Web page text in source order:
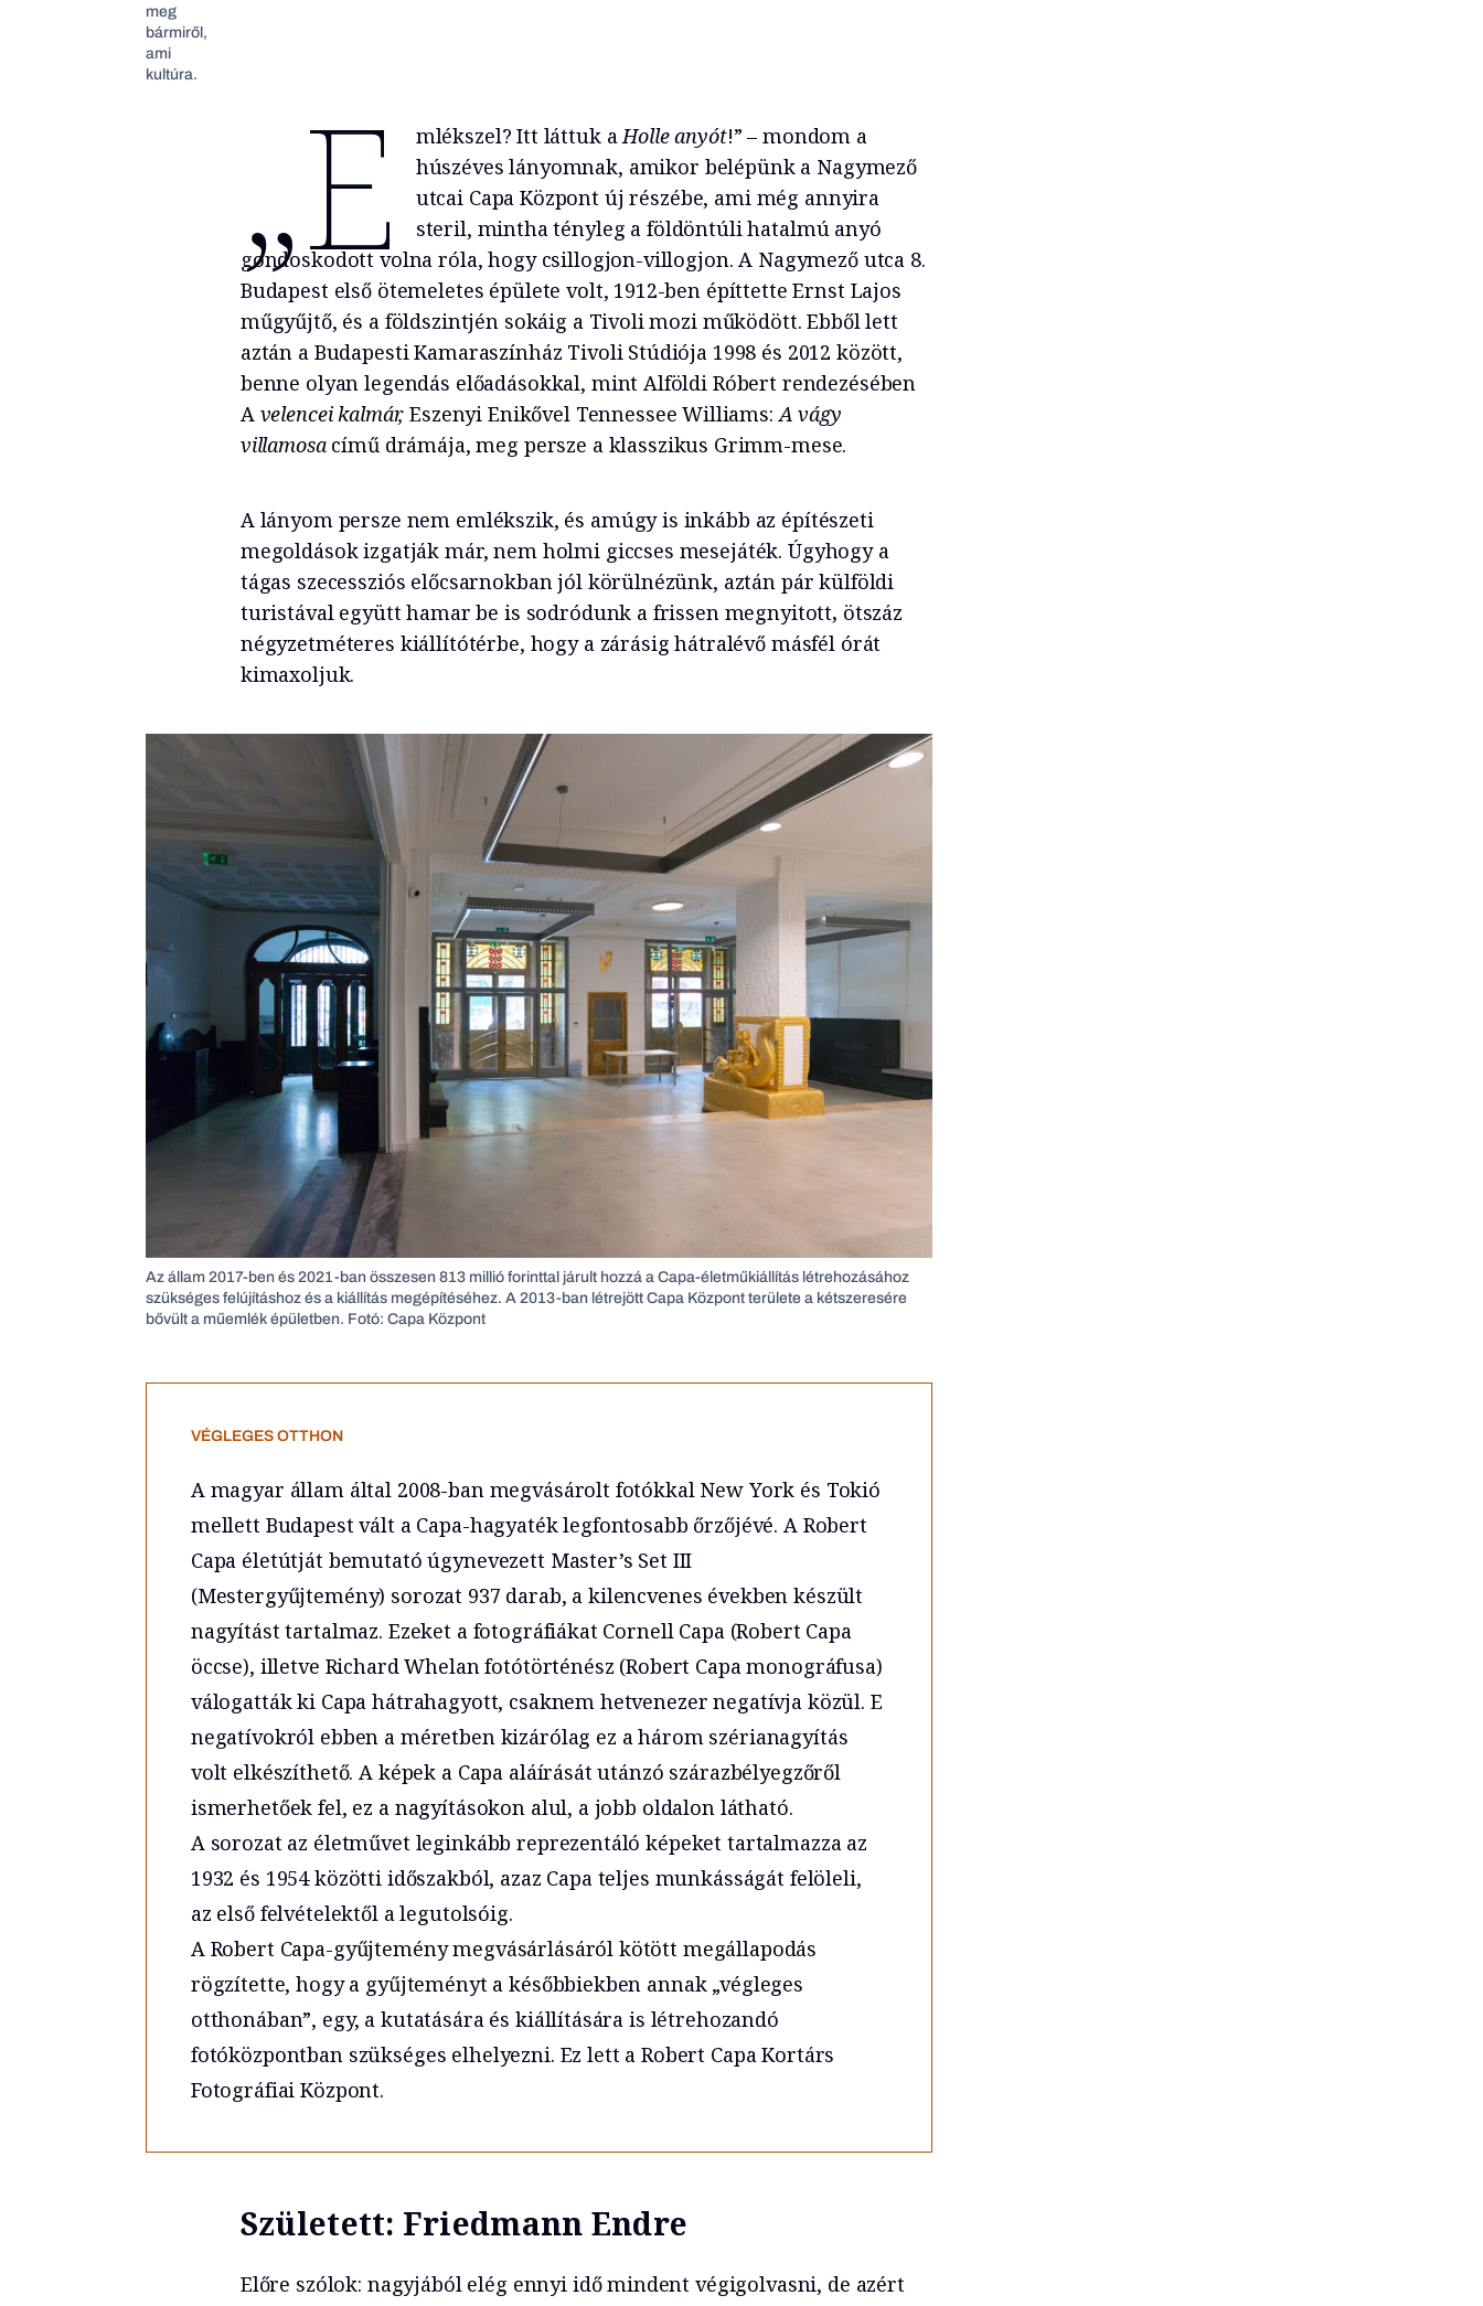
meg
bármiről,
ami
kultúra.
„E mlékszel? Itt láttuk a Holle anyót!” – mondom a
húszéves lányomnak, amikor belépünk a Nagymező
utcai Capa Központ új részébe, ami még annyira
steril, mintha tényleg a földöntúli hatalmú anyó
gondoskodott volna róla, hogy csillogjon-villogjon. A Nagymező utca 8.
Budapest első ötemeletes épülete volt, 1912-ben építtette Ernst Lajos
műgyűjtő, és a földszintjén sokáig a Tivoli mozi működött. Ebből lett
aztán a Budapesti Kamaraszínház Tivoli Stúdiója 1998 és 2012 között,
benne olyan legendás előadásokkal, mint Alföldi Róbert rendezésében
A velencei kalmár, Eszenyi Enikővel Tennessee Williams: A vágy
villamosacímű drámája, meg persze a klasszikus Grimm-mese.
A lányom persze nem emlékszik, és amúgy is inkább az építészeti
megoldások izgatják már, nem holmi giccses mesejáték. Úgyhogy a
tágas szecessziós előcsarnokban jól körülnézünk, aztán pár külföldi
turistával együtt hamar be is sodródunk a frissen megnyitott, ötszáz
négyzetméteres kiállítótérbe, hogy a zárásig hátralévő másfél órát
kimaxoljuk.
Az állam 2017-ben és 2021-ban összesen 813 millió forinttal járult hozzá a Capa-életműkiállítás létrehozásához
szükséges felújításhoz és a kiállítás megépítéséhez. A 2013-ban létrejött Capa Központ területe a kétszeresére
bővült a műemlék épületben. Fotó: Capa Központ
VÉGLEGES OTTHON
A magyar állam által 2008-ban megvásárolt fotókkal New York és Tokió
mellett Budapest vált a Capa-hagyaték legfontosabb őrzőjévé. A Robert
Capa életútját bemutató úgynevezett Master’s Set III
(Mestergyűjtemény) sorozat 937 darab, a kilencvenes években készült
nagyítást tartalmaz. Ezeket a fotográfiákat Cornell Capa (Robert Capa
öccse), illetve Richard Whelan fotótörténész (Robert Capa monográfusa)
válogatták ki Capa hátrahagyott, csaknem hetvenezer negatívja közül. E
negatívokról ebben a méretben kizárólag ez a három szérianagyítás
volt elkészíthető. A képek a Capa aláírását utánzó szárazbélyegzőről
ismerhetőek fel, ez a nagyításokon alul, a jobb oldalon látható.
A sorozat az életművet leginkább reprezentáló képeket tartalmazza az
1932 és 1954 közötti időszakból, azaz Capa teljes munkásságát felöleli,
az első felvételektől a legutolsóig.
A Robert Capa-gyűjtemény megvásárlásáról kötött megállapodás
rögzítette, hogy a gyűjteményt a későbbiekben annak „végleges
otthonában”, egy, a kutatására és kiállítására is létrehozandó
fotóközpontban szükséges elhelyezni. Ez lett a Robert Capa Kortárs
Fotográfiai Központ.
Született: Friedmann Endre
Előre szólok: nagyjából elég ennyi idő mindent végigolvasni, de azért